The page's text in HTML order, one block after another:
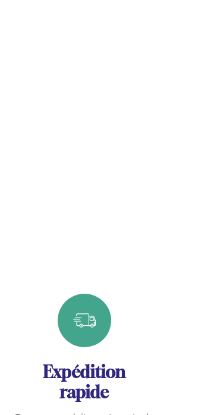
Expédition
rapide